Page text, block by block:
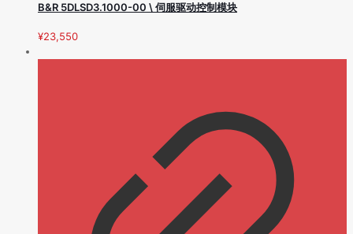
B&R 5DLSD3.1000-00 \ 伺服驱动控制模块
¥23,550